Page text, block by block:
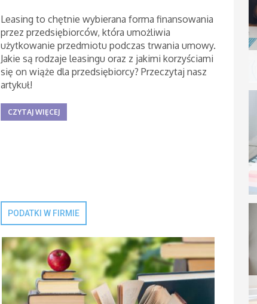
Leasing to chętnie wybierana forma finansowania
przez przedsiębiorców, która umożliwia
użytkowanie przedmiotu podczas trwania umowy.
Jakie są rodzaje leasingu oraz z jakimi korzyściami
się on wiąże dla przedsiębiorcy? Przeczytaj nasz
artykuł!
CZYTAJ WIĘCEJ
PODATKI W FIRMIE